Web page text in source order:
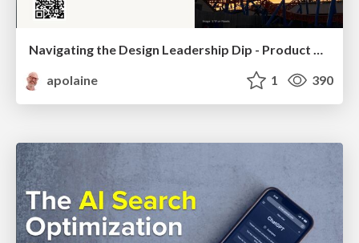
Navigating the Design Leadership Dip - Product Design Week Design Leaders+ Conference 2024
apolaine
1 390